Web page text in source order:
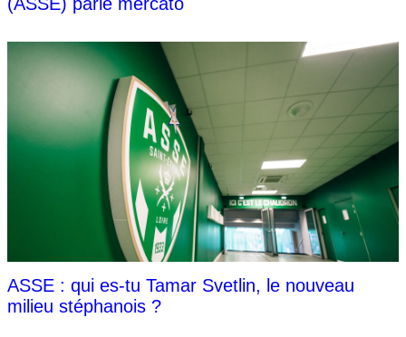
ASSE : qui es-tu Tamar Svetlin, le nouveau
milieu stéphanois ?